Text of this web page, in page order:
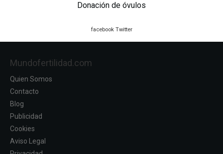
Donación de óvulos
facebook Twitter
Mundofertilidad.com
Quien Somos
Contacto
Blog
Publicidad
Cookies
Aviso Legal